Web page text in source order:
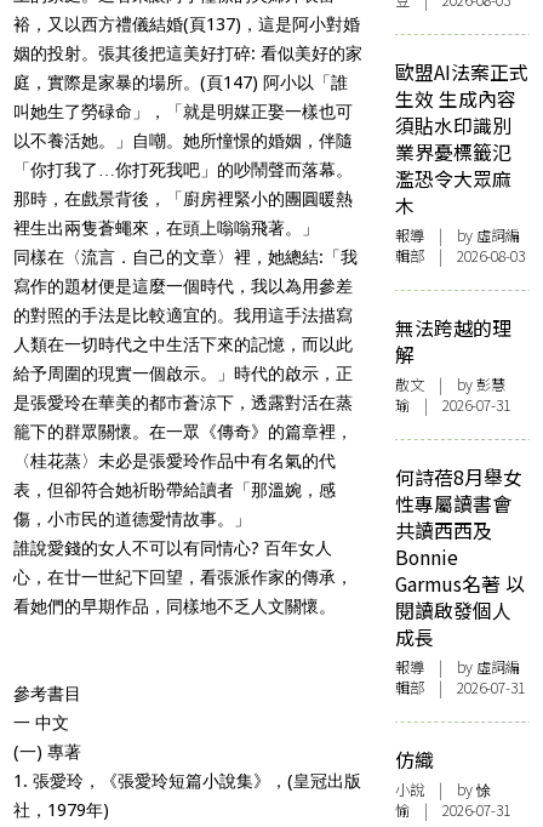
裕，又以西方禮儀結婚(頁137)，這是阿小對婚
姻的投射。張其後把這美好打碎: 看似美好的家
庭，實際是家暴的場所。(頁147) 阿小以「誰
叫她生了勞碌命」，「就是明媒正娶一樣也可
以不養活她。」自嘲。她所憧憬的婚姻，伴隨
「你打我了…你打死我吧」的吵鬧聲而落幕。
那時，在戲景背後，「廚房裡緊小的團圓暖熱
裡生出兩隻蒼蠅來，在頭上嗡嗡飛著。」
同樣在〈流言．自己的文章〉裡，她總結:「我
寫作的題材便是這麼一個時代，我以為用參差
的對照的手法是比較適宜的。我用這手法描寫
人類在一切時代之中生活下來的記憶，而以此
給予周圍的現實一個啟示。」時代的啟示，正
是張愛玲在華美的都市蒼涼下，透露對活在蒸
籠下的群眾關懷。在一眾《傳奇》的篇章裡，
〈桂花蒸〉未必是張愛玲作品中有名氣的代
表，但卻符合她祈盼帶給讀者「那溫婉，感
傷，小市民的道德愛情故事。」
誰說愛錢的女人不可以有同情心? 百年女人
心，在廿一世紀下回望，看張派作家的傳承，
看她們的早期作品，同樣地不乏人文關懷。
參考書目
一 中文
(一) 專著
1. 張愛玲，《張愛玲短篇小說集》，(皇冠出版
社，1979年)
歐盟AI法案正式
生效 生成內容
須貼水印識別
業界憂標籤氾
濫恐令大眾麻
木
報導 | by 虛詞編
輯部 | 2026-08-03
無法跨越的理
解
散文 | by 彭慧
瑜 | 2026-07-31
何詩蓓8月舉女
性專屬讀書會
共讀西西及
Bonnie
Garmus名著 以
閱讀啟發個人
成長
報導 | by 虛詞編
輯部 | 2026-07-31
仿織
小說 | by 悇
愉 | 2026-07-31